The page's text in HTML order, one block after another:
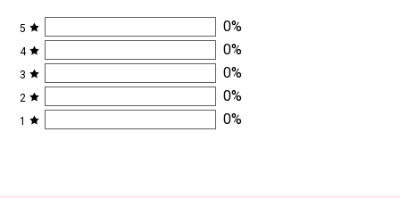
5 0%
4 0%
3 0%
2 0%
1 0%